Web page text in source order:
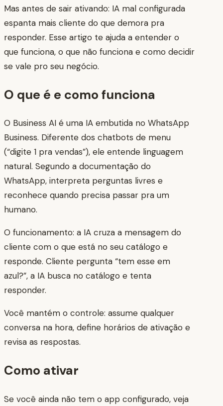
Mas antes de sair ativando: IA mal configurada
espanta mais cliente do que demora pra
responder. Esse artigo te ajuda a entender o
que funciona, o que não funciona e como decidir
se vale pro seu negócio.
O que é e como funciona
O Business AI é uma IA embutida no WhatsApp
Business. Diferente dos chatbots de menu
(“digite 1 pra vendas”), ele entende linguagem
natural. Segundo a documentação do
WhatsApp, interpreta perguntas livres e
reconhece quando precisa passar pra um
humano.
O funcionamento: a IA cruza a mensagem do
cliente com o que está no seu catálogo e
responde. Cliente pergunta “tem esse em
azul?”, a IA busca no catálogo e tenta
responder.
Você mantém o controle: assume qualquer
conversa na hora, define horários de ativação e
revisa as respostas.
Como ativar
Se você ainda não tem o app configurado, veja